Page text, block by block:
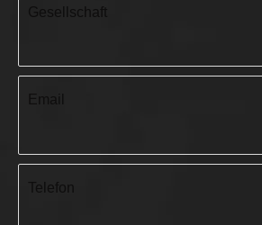
Gesellschaft
Telefon